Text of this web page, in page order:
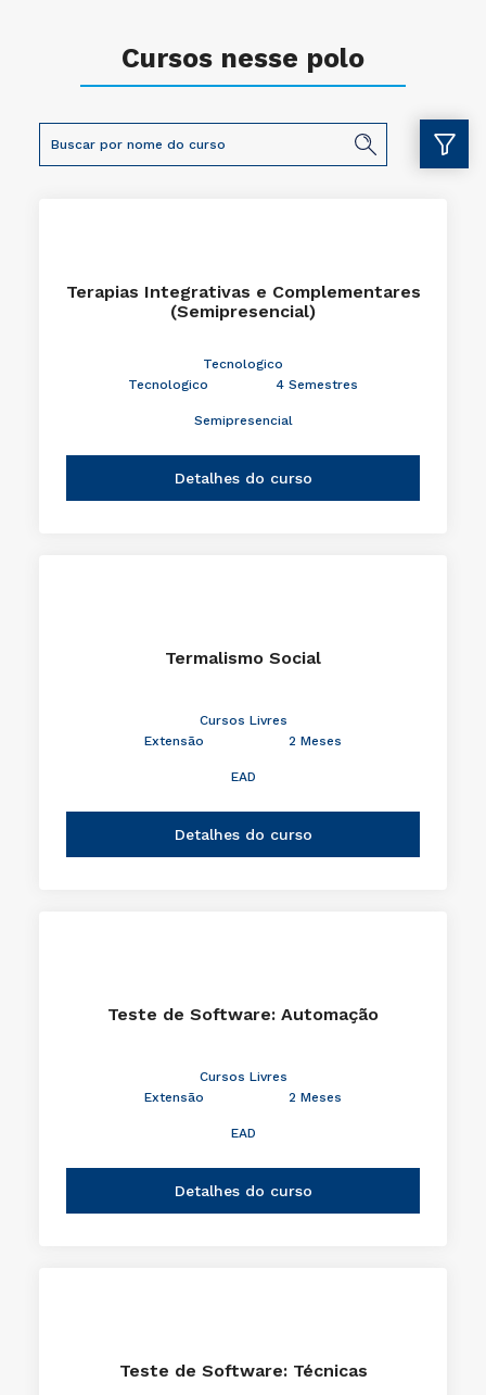
Cursos nesse polo
Terapias Integrativas e Complementares
(Semipresencial)
Tecnologico
Tecnologico
4 Semestres
Semipresencial
Detalhes do curso
Termalismo Social
Cursos Livres
Extensão
2 Meses
EAD
Detalhes do curso
Teste de Software: Automação
Cursos Livres
Extensão
2 Meses
EAD
Detalhes do curso
Teste de Software: Técnicas